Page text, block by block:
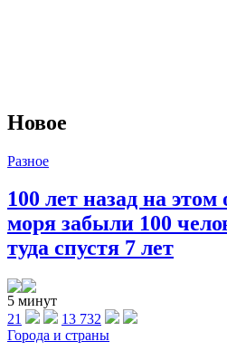
Новое
Разное
100 лет назад на этом
моря забыли 100
туда спустя 7 лет
5 минут
21
13 732
Города и страны